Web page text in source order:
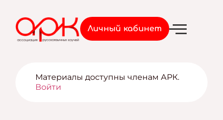
Личный кабинет
Материалы доступны членам АРК.
Войти